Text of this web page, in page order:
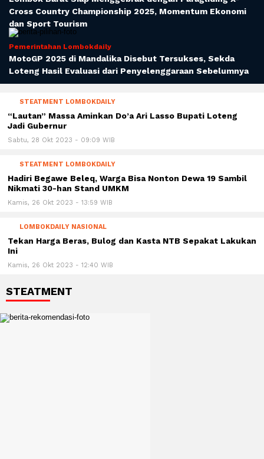
Cross Country Championship 2025, Momentum Ekonomi
dan Sport Tourism
Pemerintahan Lombokdaily
MotoGP 2025 di Mandalika Disebut Tersukses, Sekda
Loteng Hasil Evaluasi dari Penyelenggaraan Sebelumnya
STEATMENT LOMBOKDAILY
“Lautan” Massa Aminkan Do’a Ari Lasso Bupati Loteng
Jadi Gubernur
Sabtu, 28 Okt 2023 - 09:09 WIB
STEATMENT LOMBOKDAILY
Hadiri Begawe Beleq, Warga Bisa Nonton Dewa 19 Sambil
Nikmati 30-han Stand UMKM
Kamis, 26 Okt 2023 - 13:59 WIB
LOMBOKDAILY NASIONAL
Tekan Harga Beras, Bulog dan Kasta NTB Sepakat Lakukan
Ini
Kamis, 26 Okt 2023 - 12:40 WIB
STEATMENT